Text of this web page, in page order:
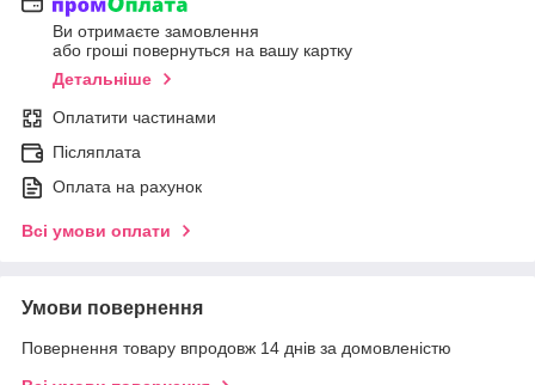
Ви отримаєте замовлення
або гроші повернуться на вашу картку
Детальніше
Оплатити частинами
Післяплата
Оплата на рахунок
Всі умови оплати
Умови повернення
Повернення товару впродовж 14 днів за домовленістю